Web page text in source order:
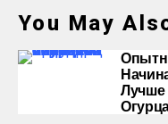
You May
Лучше